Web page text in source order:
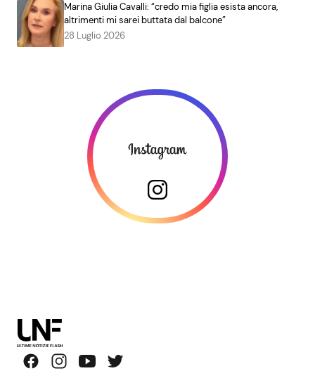
Marina Giulia Cavalli: “credo mia figlia esista ancora,
altrimenti mi sarei buttata dal balcone”
28 Luglio 2026